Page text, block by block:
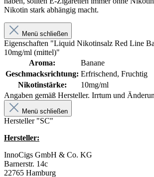
Nikotin stark abhängig macht.
Menü schließen
Eigenschaften "Liquid Nikotinsalz Red Line
10mg/ml (mittel)"
Aroma:
Banane
Geschmacksrichtung: Erfrischend, Fruchtig
Nikotinstärke:
10mg/ml
Angaben gemäß Hersteller. Irrtum und
Menü schließen
Hersteller "SC"
Hersteller:
InnoCigs GmbH & Co. KG
Barnerstr. 14c
22765 Hamburg